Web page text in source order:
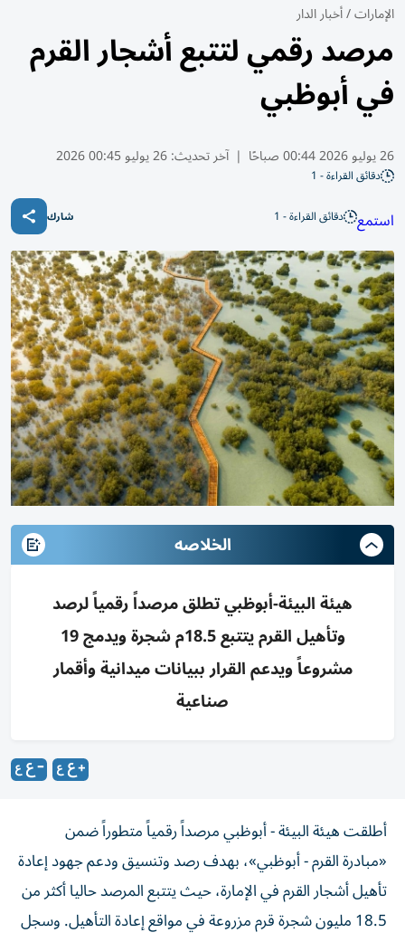
الإمارات/أخبار الدار
مرصد رقمي لتتبع أشجار القرم
في أبوظبي
26 يوليو 2026 00:44 صباحًا | آخر تحديث:26 يوليو 00:45 2026
دقائق القراءة - 1
استمع دقائق القراءة - 1 شارك
الخلاصه
هيئة البيئة-أبوظبي تطلق مرصداً رقمياً لرصد
وتأهيل القرم يتتبع 18.5م شجرة ويدمج 19
مشروعاً ويدعم القرار ببيانات ميدانية وأقمار
صناعية
أطلقت هيئة البيئة - أبوظبي مرصداً رقمياً متطوراً ضمن
«مبادرة القرم - أبوظبي»، بهدف رصد وتنسيق ودعم جهود إعادة
تأهيل أشجار القرم في الإمارة، حيث يتتبع المرصد حاليا أكثر من
18.5 مليون شجرة قرم مزروعة في مواقع إعادة التأهيل. وسجل